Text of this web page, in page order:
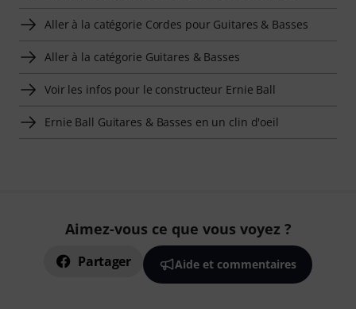
Aller à la catégorie Cordes pour Guitares & Basses
Aller à la catégorie Guitares & Basses
Voir les infos pour le constructeur Ernie Ball
Ernie Ball Guitares & Basses en un clin d'oeil
Aimez-vous ce que vous voyez ?
Partager Aide et commentaires